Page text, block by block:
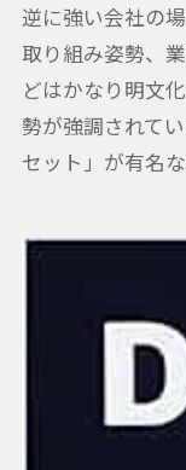
逆に強い会社の
取り組み姿勢、
どはかなり明文
勢が強調されて
セット」が有名